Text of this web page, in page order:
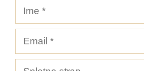
Spletna